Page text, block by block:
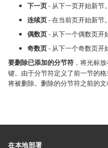
下一页- 从下一页开始新节。
连续页- 在当前页开始新节。
偶数页- 从下一个偶数页开
奇数页- 从下一个奇数页开
要删除已添加的分节符 ，将光标
键。由于分节符定义了前一节的
将被删除。删除的分节符之前的文
在本地部署